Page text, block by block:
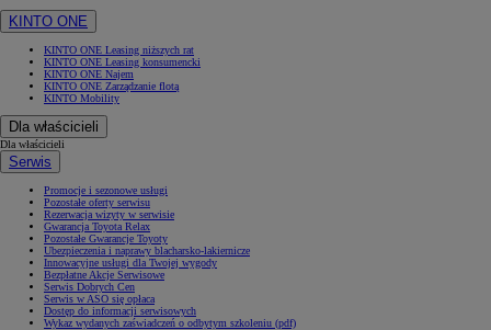
KINTO ONE
KINTO ONE Leasing niższych rat
KINTO ONE Leasing konsumencki
KINTO ONE Najem
KINTO ONE Zarządzanie flotą
KINTO Mobility
Dla właścicieli
Dla właścicieli
Serwis
Promocje i sezonowe usługi
Pozostałe oferty serwisu
Rezerwacja wizyty w serwisie
Gwarancja Toyota Relax
Pozostałe Gwarancje Toyoty
Ubezpieczenia i naprawy blacharsko-lakiernicze
Innowacyjne usługi dla Twojej wygody
Bezpłatne Akcje Serwisowe
Serwis Dobrych Cen
Serwis w ASO się opłaca
Dostęp do informacji serwisowych
Wykaz wydanych zaświadczeń o odbytym szkoleniu (pdf)